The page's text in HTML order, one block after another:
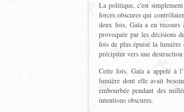
La politique, c'est
forces obscures qui
deux fois, Gaïa a eu recours
provoquée par les décisions
fois de plus épuisé la
précipiter vers une
Cette fois, Gaïa a appelé à
lumière dont elle avait
embourbée pendant des
intentions obscures.